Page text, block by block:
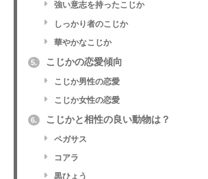
強い意志を持ったこじか
しっかり者のこじか
華やかなこじか
5. こじかの恋愛傾向
こじか男性の恋愛
こじか女性の恋愛
6. こじかと相性の良い動物は？
ペガサス
コアラ
黒ひょう